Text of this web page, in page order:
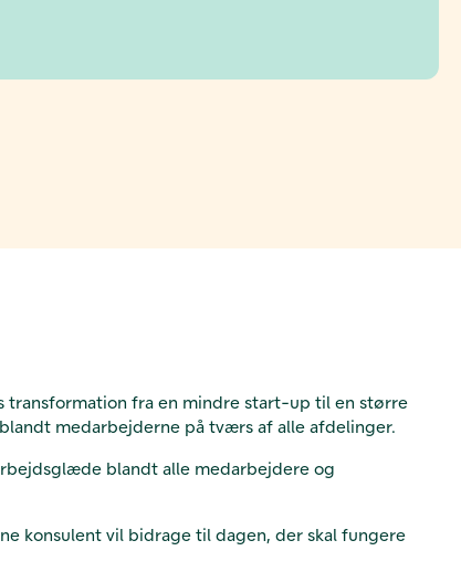
transformation fra en mindre start-up til en større
medarbejderne på tværs af alle afdelinger.
blandt alle medarbejdere og
konsulent vil bidrage til dagen, der skal fungere